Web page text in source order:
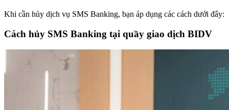
Khi cần hủy dịch vụ SMS Banking, bạn áp dụng các cách dưới đây:
Cách hủy SMS Banking tại quầy giao dịch BIDV